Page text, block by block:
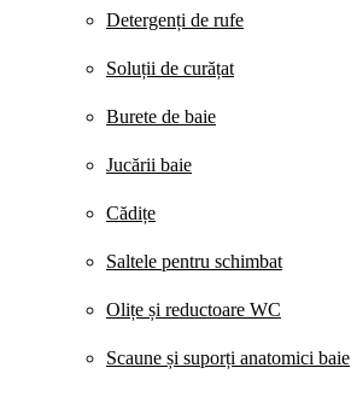
Detergenți de rufe
Soluții de curățat
Burete de baie
Jucării baie
Cădițe
Saltele pentru schimbat
Olițe și reductoare WC
Scaune și suporți anatomici baie